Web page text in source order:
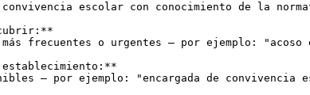
convivencia escolar con conocimiento de la
frecuentes o urgentes — por ejemplo:
— por ejemplo: "encargada de